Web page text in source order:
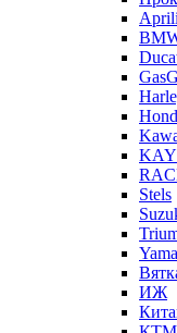
Stels
ИЖ